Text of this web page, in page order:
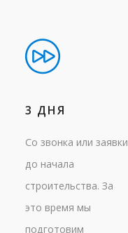
3 ДНЯ
Со звонка или заявки
до начала
строительства. За
это время мы
подготовим